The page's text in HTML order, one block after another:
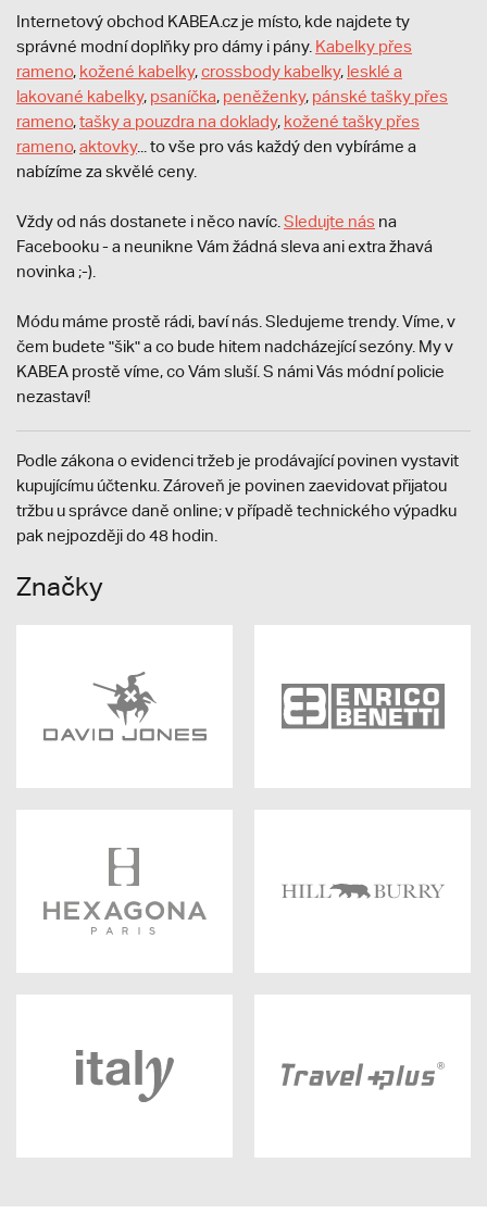
Internetový obchod KABEA.cz je místo, kde najdete ty
správné modní doplňky pro dámy i pány. Kabelky přes
rameno, kožené kabelky,crossbody kabelky, lesklé a
lakované kabelky, psaníčka, peněženky, pánské tašky přes
rameno,tašky a pouzdra na doklady, kožené tašky přes
rameno,aktovky... to vše pro vás každý den vybíráme a
nabízíme za skvělé ceny.
Vždy od nás dostanete i něco navíc. Sledujte nás na
Facebooku - a neunikne Vám žádná sleva ani extra žhavá
novinka ;-).
Módu máme prostě rádi, baví nás. Sledujeme trendy. Víme, v
čem budete "šik" a co bude hitem nadcházející sezóny. My v
KABEA prostě víme, co Vám sluší. S námi Vás módní policie
nezastaví!
Podle zákona o evidenci tržeb je prodávající povinen vystavit
kupujícímu účtenku. Zároveň je povinen zaevidovat přijatou
tržbu u správce daně online; v případě technického výpadku
pak nejpozději do 48 hodin.
Značky